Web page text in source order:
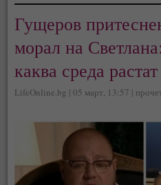
Гущеров
морал на
каква среда
LifeOnline.bg | 05 март, 13:57 |